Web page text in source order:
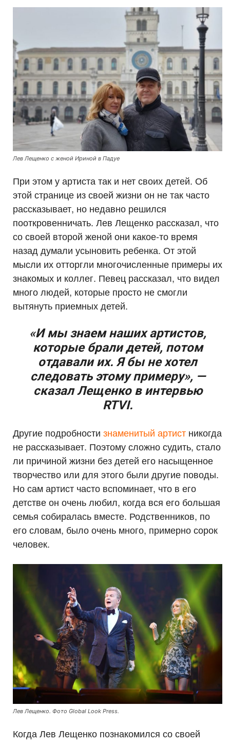
Лев Лещенко с женой Ириной в Падуе
При этом у артиста так и нет своих детей. Об
этой странице из своей жизни он не так часто
рассказывает, но недавно решился
пооткровенничать. Лев Лещенко рассказал, что
со своей второй женой они какое-то время
назад думали усыновить ребенка. От этой
мысли их отторгли многочисленные примеры их
знакомых и коллег. Певец рассказал, что видел
много людей, которые просто не смогли
вытянуть приемных детей.
«И мы знаем наших артистов,
которые брали детей, потом
отдавали их. Я бы не хотел
следовать этому примеру», —
сказал Лещенко в интервью
RTVI.
Другие подробности знаменитый артист никогда
не рассказывает. Поэтому сложно судить, стало
ли причиной жизни без детей его насыщенное
творчество или для этого были другие поводы.
Но сам артист часто вспоминает, что в его
детстве он очень любил, когда вся его большая
семья собиралась вместе. Родственников, по
его словам, было очень много, примерно сорок
человек.
Лев Лещенко. Фото Global Look Press.
Когда Лев Лещенко познакомился со своей